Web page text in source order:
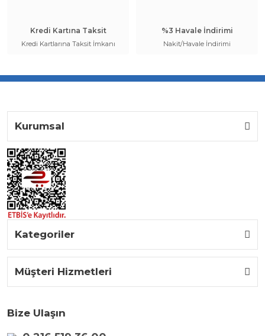
Kredi Kartına Taksit
Kredi Kartlarına Taksit İmkanı
%3 Havale İndirimi
Nakit/Havale İndirimi
Kurumsal
Kategoriler
Müşteri Hizmetleri
Bize Ulaşın